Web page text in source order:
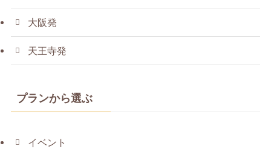
大阪発
天王寺発
プランから選ぶ
イベント